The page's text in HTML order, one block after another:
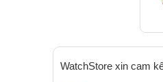
WatchStore xin cam